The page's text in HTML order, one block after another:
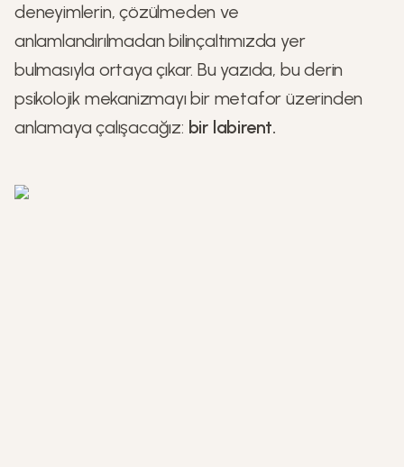
deneyimlerin, çözülmeden ve
anlamlandırılmadan bilinçaltımızda yer
bulmasıyla ortaya çıkar. Bu yazıda, bu derin
psikolojik mekanizmayı bir metafor üzerinden
anlamaya çalışacağız: bir labirent.